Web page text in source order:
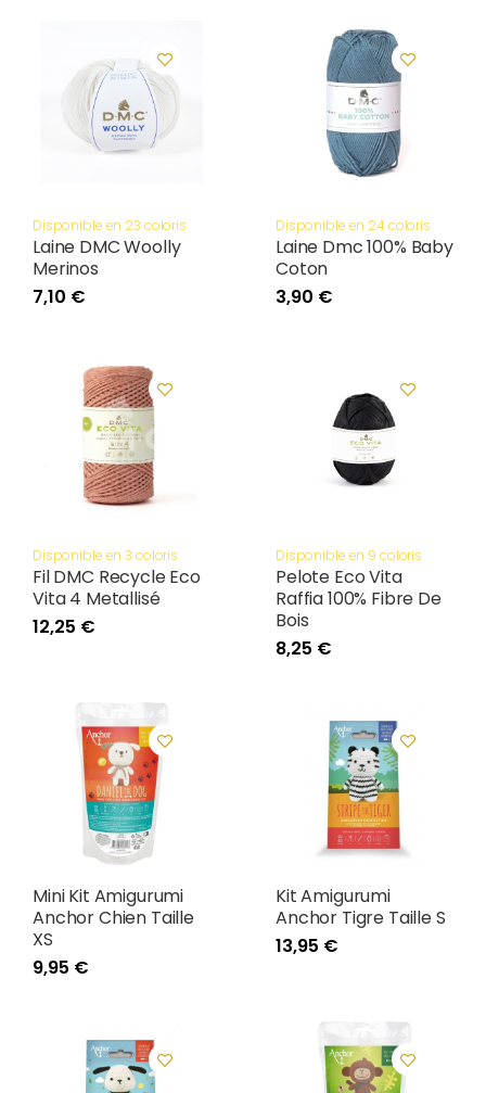
Disponible en 23 coloris
Laine DMC Woolly
Merinos
7,10 €
Disponible en 24 coloris
Laine Dmc 100% Baby
Coton
3,90 €
Disponible en 3 coloris
Fil DMC Recycle Eco
Vita 4 Metallisé
12,25 €
Disponible en 9 coloris
Pelote Eco Vita
Raffia 100% Fibre De
Bois
8,25 €
Mini Kit Amigurumi
Anchor Chien Taille
XS
9,95 €
Kit Amigurumi
Anchor Tigre Taille S
13,95 €